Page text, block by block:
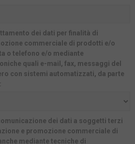
dei dati per finalità di
commerciale di prodotti e/o
o telefono e/o mediante
quali e-mail, fax, messaggi del
con sistemi automatizzati, da parte
dei dati a soggetti terzi
e promozione commerciale di
mediante tecniche di